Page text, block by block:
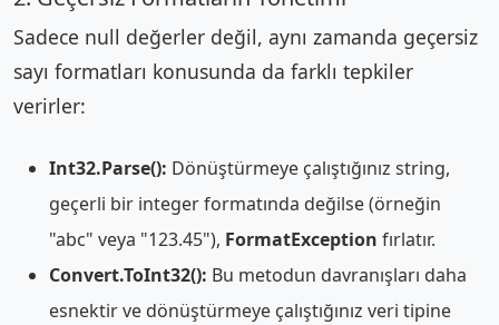
Sadece null değerler değil, aynı zamanda geçersiz
sayı formatları konusunda da farklı tepkiler
verirler:
Int32.Parse(): Dönüştürmeye çalıştığınız string,
geçerli bir integer formatında değilse (örneğin
"abc" veya "123.45"), FormatException fırlatır.
Convert.ToInt32(): Bu metodun davranışları daha
esnektir ve dönüştürmeye çalıştığınız veri tipine